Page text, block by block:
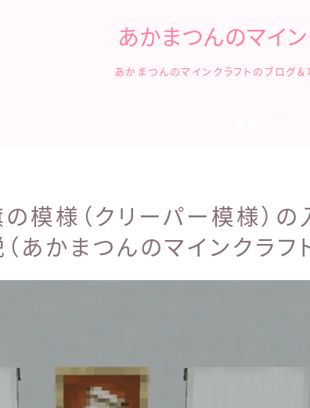
あかまつんのマイン
あかまつんのマインクラフトのブログ＆
の模様（クリーパー模様）
あかまつんのマインクラフト